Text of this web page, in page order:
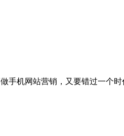
手机网站营销，又要错过一个时